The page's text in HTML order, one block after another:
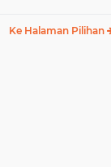
Ke Halaman Pilihan